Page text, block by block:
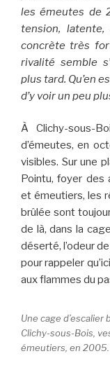
les émeutes de
tension,
concrète très
rivalité semble
plus tard. Qu’en
d’y voir un peu
À Clichy-sous-
d’émeutes, en
visibles. Sur une
Pointu, foyer des
et émeutiers, les
brûlée sont
de là, dans la
déserté, l’odeur
pour rappeler
aux flammes du
Une cage d’escalier
Clichy-sous-Bois,
émeutiers, en 2005.